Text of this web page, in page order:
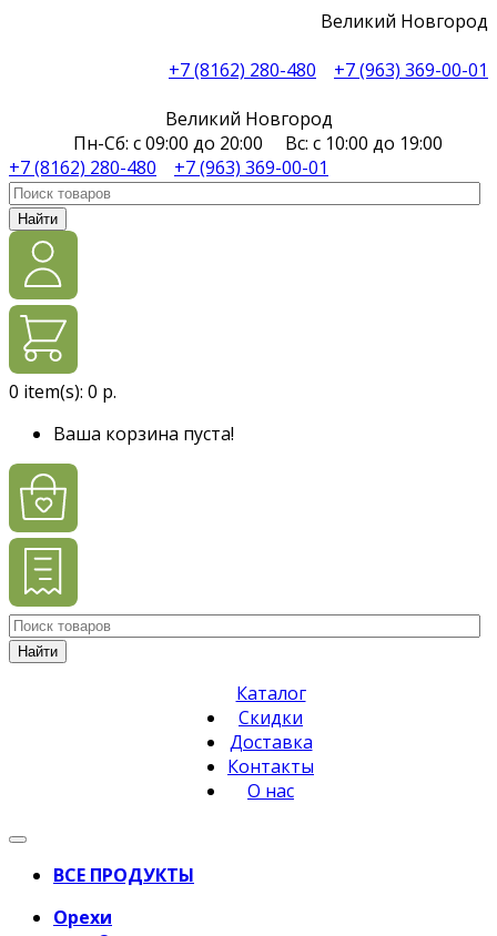
Великий Новгород
+7 (8162) 280-480
+7 (963) 369-00-01
Великий Новгород
Пн-Сб: с 09:00 до 20:00 Вс: с 10:00 до 19:00
+7 (8162) 280-480
+7 (963) 369-00-01
Найти
0 item(s): 0 р.
Ваша корзина пуста!
Найти
Каталог
Скидки
Доставка
Контакты
О нас
ВСЕ ПРОДУКТЫ
Орехи